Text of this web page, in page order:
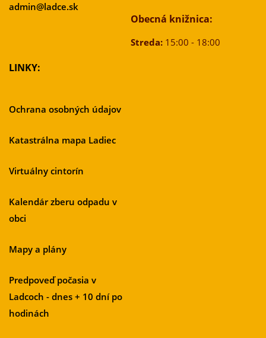
admin@ladce.sk
Obecná knižnica:
Streda:15:00 - 18:00
LINKY:
Ochrana osobných údajov
Katastrálna mapa Ladiec
Virtuálny cintorín
Kalendár zberu odpadu v
obci
Mapy a plány
Predpoveď počasia v
Ladcoch - dnes + 10 dní po
hodinách